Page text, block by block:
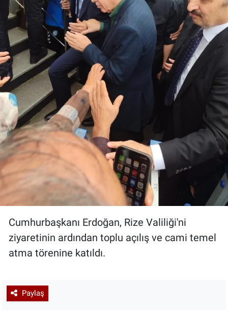
Cumhurbaşkanı Erdoğan, Rize Valiliği'ni
ziyaretinin ardından toplu açılış ve cami temel
atma törenine katıldı.
Paylaş